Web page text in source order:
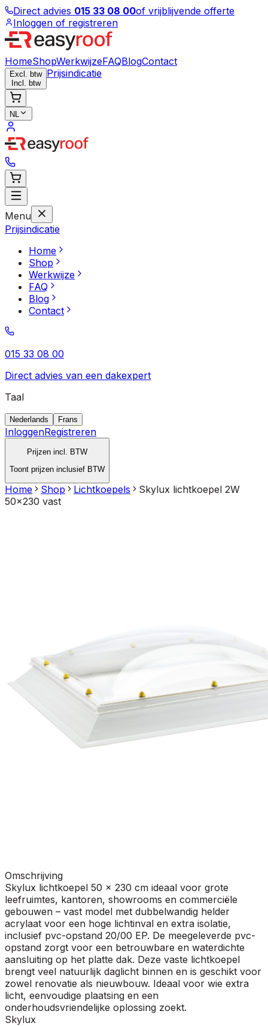
Direct advies 015 33 08 00of vrijblijvende offerte
Inloggen of registreren
HomeShopWerkwijzeFAQBlogContact
Excl. btw
Incl. btw
Prijsindicatie
NL
Menu
Prijsindicatie
Home
Shop
Werkwijze
FAQ
Blog
Contact
015 33 08 00
Direct advies van een dakexpert
Taal
Nederlands Frans
InloggenRegistreren
Prijzen incl. BTW
Toont prijzen inclusief BTW
Home Shop Lichtkoepels
Skylux lichtkoepel 2W
50x230 vast
Omschrijving
Skylux lichtkoepel 50 x 230 cm ideaal voor grote
leefruimtes, kantoren, showrooms en commerciële
gebouwen – vast model met dubbelwandig helder
acrylaat voor een hoge lichtinval en extra isolatie,
inclusief pvc-opstand 20/00 EP. De meegeleverde pvc-
opstand zorgt voor een betrouwbare en waterdichte
aansluiting op het platte dak. Deze vaste lichtkoepel
brengt veel natuurlijk daglicht binnen en is geschikt voor
zowel renovatie als nieuwbouw. Ideaal voor wie extra
licht, eenvoudige plaatsing en een
onderhoudsvriendelijke oplossing zoekt.
Skylux